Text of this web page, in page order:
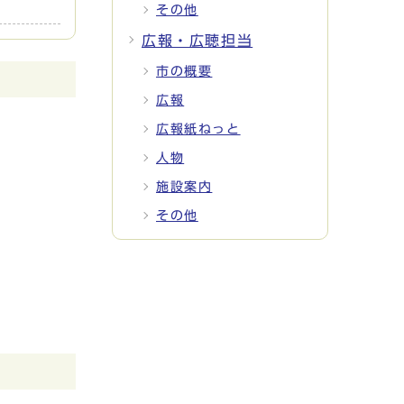
その他
広報・広聴担当
市の概要
広報
広報紙ねっと
人物
施設案内
その他